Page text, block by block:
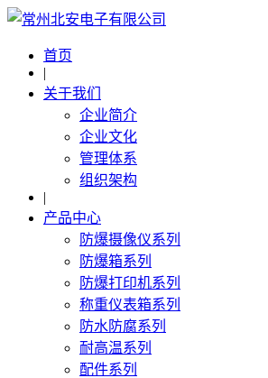
首页
|
关于我们
企业简介
企业文化
管理体系
组织架构
|
产品中心
防爆摄像仪系列
防爆箱系列
防爆打印机系列
称重仪表箱系列
防水防腐系列
耐高温系列
配件系列